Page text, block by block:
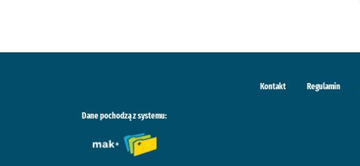
Kontakt Regulamin
Dane pochodzą z systemu: